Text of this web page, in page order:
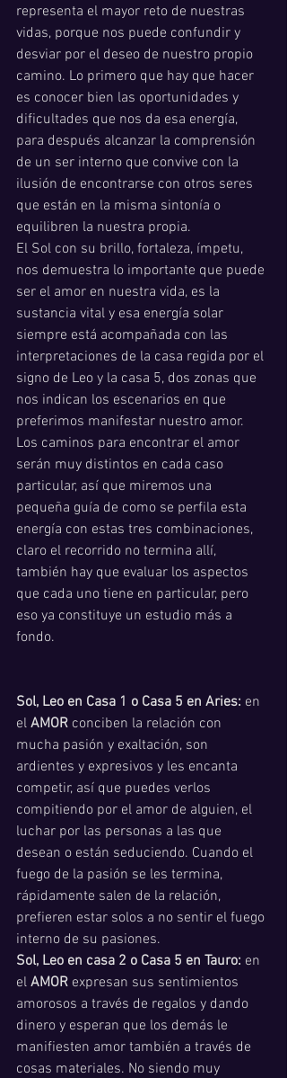
representa el mayor reto de nuestras
vidas, porque nos puede confundir y
desviar por el deseo de nuestro propio
camino. Lo primero que hay que hacer
es conocer bien las oportunidades y
dificultades que nos da esa energía,
para después alcanzar la comprensión
de un ser interno que convive con la
ilusión de encontrarse con otros seres
que están en la misma sintonía o
equilibren la nuestra propia.
El Sol con su brillo, fortaleza, ímpetu,
nos demuestra lo importante que puede
ser el amor en nuestra vida, es la
sustancia vital y esa energía solar
siempre está acompañada con las
interpretaciones de la casa regida por el
signo de Leo y la casa 5, dos zonas que
nos indican los escenarios en que
preferimos manifestar nuestro amor.
Los caminos para encontrar el amor
serán muy distintos en cada caso
particular, así que miremos una
pequeña guía de como se perfila esta
energía con estas tres combinaciones,
claro el recorrido no termina allí,
también hay que evaluar los aspectos
que cada uno tiene en particular, pero
eso ya constituye un estudio más a
fondo.
Sol, Leo en Casa 1 o Casa 5 en Aries: en
el AMOR conciben la relación con
mucha pasión y exaltación, son
ardientes y expresivos y les encanta
competir, así que puedes verlos
compitiendo por el amor de alguien, el
luchar por las personas a las que
desean o están seduciendo. Cuando el
fuego de la pasión se les termina,
rápidamente salen de la relación,
prefieren estar solos a no sentir el fuego
interno de su pasiones.
Sol, Leo en casa 2 o Casa 5 en Tauro: en
el AMOR expresan sus sentimientos
amorosos a través de regalos y dando
dinero y esperan que los demás le
manifiesten amor también a través de
cosas materiales. No siendo muy